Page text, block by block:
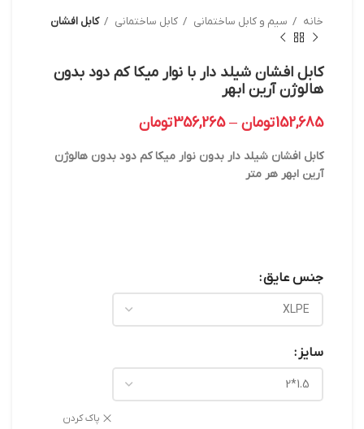
خانه سیم و کابل ساختمانی کابل ساختمانی کابل افشان
کابل افشان شیلد دار با نوار میکا کم دود بدون
هالوژن آرین ابهر
152,685تومان –
356,265تومان
کابل افشان شیلد دار بدون نوار میکا کم دود بدون هالوژن
آرین ابهر هر متر
جنس عایق
سایز
پاک کردن